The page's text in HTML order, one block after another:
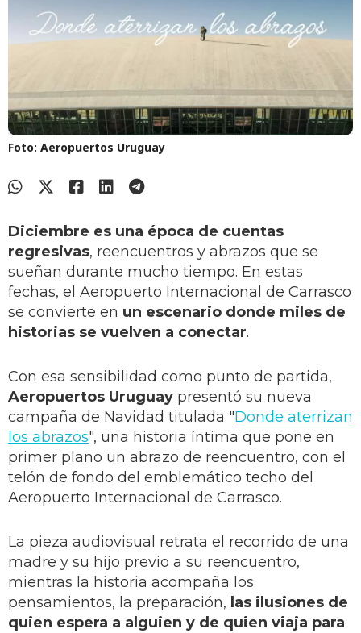
Foto: Aeropuertos Uruguay
Diciembre es una época de cuentas
regresivas, reencuentros y abrazos que se
sueñan durante mucho tiempo. En estas
fechas, el Aeropuerto Internacional de Carrasco
se convierte en un escenario donde miles de
historias se vuelven a conectar.
Con esa sensibilidad como punto de partida,
Aeropuertos Uruguay presentó su nueva
campaña de Navidad titulada "Donde aterrizan
los abrazos", una historia íntima que pone en
primer plano un abrazo de reencuentro, con el
telón de fondo del emblemático techo del
Aeropuerto Internacional de Carrasco.
La pieza audiovisual retrata el recorrido de una
madre y su hijo previo a su reencuentro,
mientras la historia acompaña los
pensamientos, la preparación, las ilusiones de
quien espera a alguien y de quien viaja para